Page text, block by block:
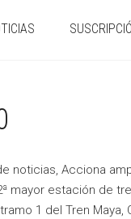
noticias, Acciona
mayor estación de
1 del Tren Maya,